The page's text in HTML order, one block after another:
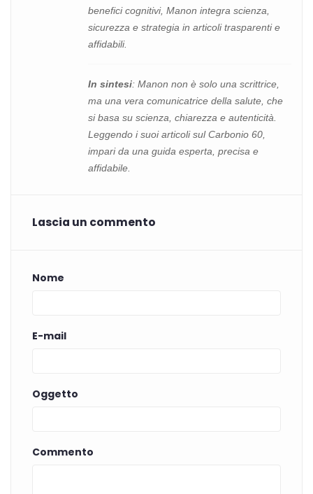
benefici cognitivi, Manon integra scienza,
sicurezza e strategia in articoli trasparenti e
affidabili.
In sintesi: Manon non è solo una scrittrice,
ma una vera comunicatrice della salute, che
si basa su scienza, chiarezza e autenticità.
Leggendo i suoi articoli sul Carbonio 60,
impari da una guida esperta, precisa e
affidabile.
Lascia un commento
Nome
E-mail
Oggetto
Commento